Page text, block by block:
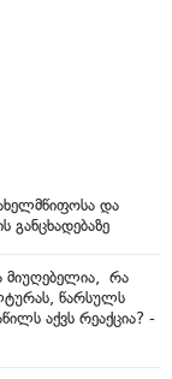
და
განცხადებაზე
მიუღებელია, რა
წარსულს
აქვს რეაქცია? -